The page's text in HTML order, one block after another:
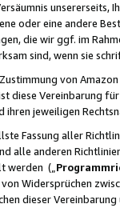
unsererseits,
oder eine andere
die wir ggf. im
sind, wenn sie
von
diese Vereinbarung
ihren jeweiligen
Fassung aller
alle anderen
werden („
Widersprüchen
dieser